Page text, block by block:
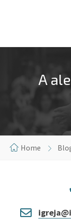
A
Home